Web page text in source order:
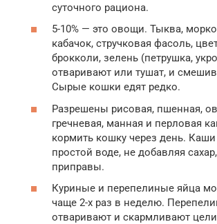
суточного рациона.
5-10% — это овощи. Тыква,
кабачок, стручковая фасоль,
брокколи, зелень (петрушка,
отваривают или тушат, и
Сырые кошки едят редко.
Разрешены рисовая, пшенная,
гречневая, манная и перловая
кормить кошку через день. Каши
простой воде, не добавляя
приправы.
Куриные и перепелиные яйца
чаще 2-х раз в неделю.
отваривают и скармливают